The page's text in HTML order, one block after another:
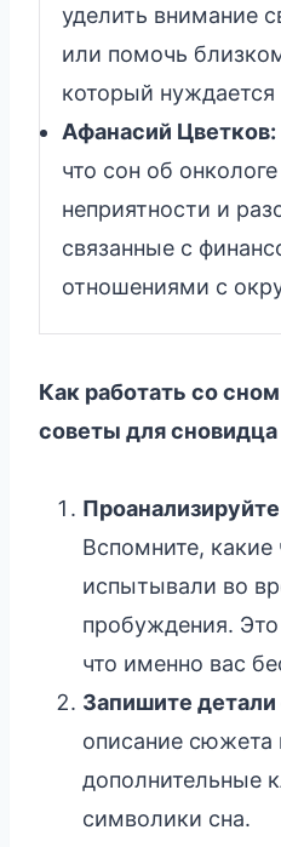
уделить внимание
или помочь
который
Афанасий Цветков:
что сон об
неприятности и
связанные с
отношениями с
Как работать со
советы для сновидца
Вспомните, какие
испытывали во
пробуждения.
что именно вас
Запишите детали
описание сюжета
дополнительные
символики сна.